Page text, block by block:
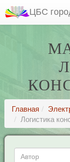
ЦБС
Главная
Логистика